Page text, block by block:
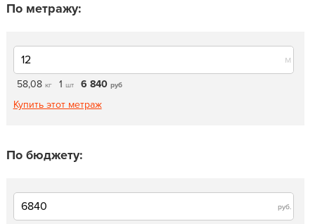
По метражу:
м
58,08 кг 1 шт 6 840 руб
Купить этот метраж
По бюджету:
руб.